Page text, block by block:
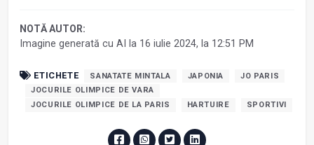
NOTĂ AUTOR:
Imagine generată cu AI la 16 iulie 2024, la 12:51 PM
ETICHETE SANATATE MINTALA JAPONIA
JO PARIS
JOCURILE OLIMPICE DE VARA
JOCURILE OLIMPICE DE LA PARIS
HARTUIRE SPORTIVI